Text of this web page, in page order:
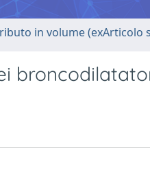
in volume (exArticolo